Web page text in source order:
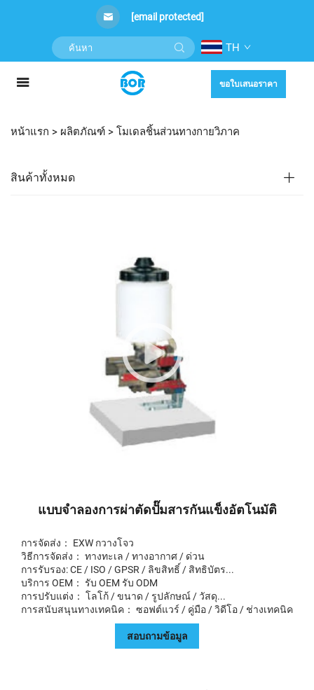
[email protected]
TH
ขอใบเสนอราคา
หน้าแรก > ผลิตภัณฑ์ > โมเดลชิ้นส่วนทางกายวิภาค
สินค้าทั้งหมด
แบบจำลองการผ่าตัดปั๊มสารกันแข็งอัตโนมัติ
การจัดส่ง： EXW กวางโจว
วิธีการจัดส่ง： ทางทะเล / ทางอากาศ / ด่วน
การรับรอง: CE / ISO / GPSR / ลิขสิทธิ์ / สิทธิบัตร...
บริการ OEM： รับ OEM รับ ODM
การปรับแต่ง： โลโก้ / ขนาด / รูปลักษณ์ / วัสดุ...
การสนับสนุนทางเทคนิค： ซอฟต์แวร์ / คู่มือ / วิดีโอ / ช่างเทคนิค
สอบถามข้อมูล